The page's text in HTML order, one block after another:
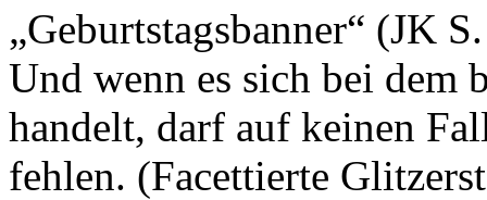
„Geburtstagsbanner“ (JK
Und wenn es sich bei dem
handelt, darf auf keinen
fehlen. (Facettierte